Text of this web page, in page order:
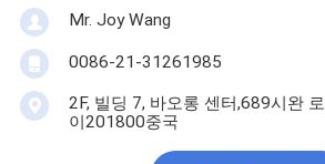
Mr. Joy Wang
0086-21-31261985
2F, 빌딩 7, 바오롱 센터,689시완
이201800중국